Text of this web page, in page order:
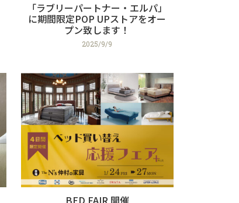
「ラブリーパートナー・エルパ」
に期間限定POP UPストアをオー
プン致します！
2025/9/9
BED FAIR 開催